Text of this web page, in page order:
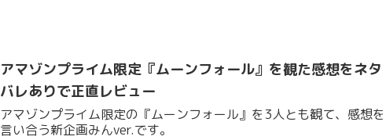
アマゾンプライム限定『ムーンフォール』を観た感想をネタ
バレありで正直レビュー
アマゾンプライム限定の『ムーンフォール』を3人とも観て、感想を
言い合う新企画みんver.です。